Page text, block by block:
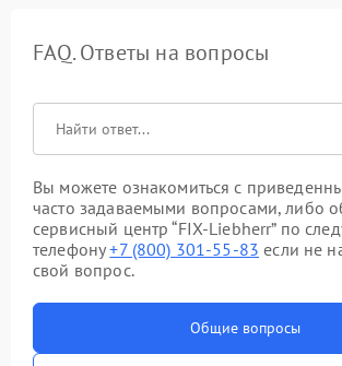
FAQ. Ответы на вопросы
Вы можете ознакомиться с
часто задаваемыми вопросами, либо
сервисный центр “FIX-Liebherr” по
телефону+7 (800) 301-55-83 если не
свой вопрос.
Общие вопросы